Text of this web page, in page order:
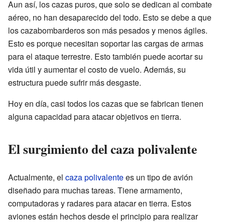
Aun así, los cazas puros, que solo se dedican al combate
aéreo, no han desaparecido del todo. Esto se debe a que
los cazabombarderos son más pesados y menos ágiles.
Esto es porque necesitan soportar las cargas de armas
para el ataque terrestre. Esto también puede acortar su
vida útil y aumentar el costo de vuelo. Además, su
estructura puede sufrir más desgaste.
Hoy en día, casi todos los cazas que se fabrican tienen
alguna capacidad para atacar objetivos en tierra.
El surgimiento del caza polivalente
Actualmente, el caza polivalentees un tipo de avión
diseñado para muchas tareas. Tiene armamento,
computadoras y radares para atacar en tierra. Estos
aviones están hechos desde el principio para realizar